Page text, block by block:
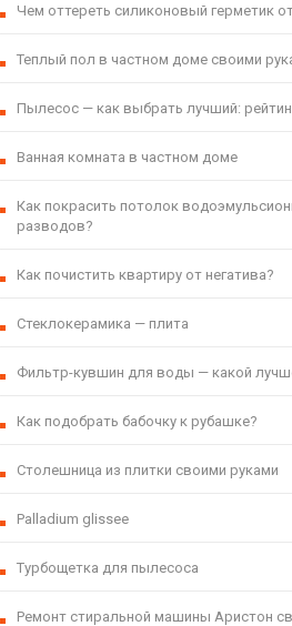
Чем оттереть силиконовый герметик
Теплый пол в частном доме своими
Пылесос — как выбрать лучший:
Ванная комната в частном доме
Как покрасить потолок
разводов?
Как почистить квартиру от негатива?
Стеклокерамика — плита
Фильтр-кувшин для воды — какой
Как подобрать бабочку к рубашке?
Столешница из плитки своими руками
Palladium glissee
Турбощетка для пылесоса
Ремонт стиральной машины Аристон